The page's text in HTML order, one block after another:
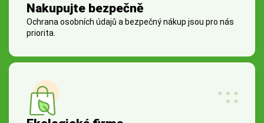
Nakupujte bezpečně
Ochrana osobních údajů a bezpečný nákup jsou pro nás
priorita.